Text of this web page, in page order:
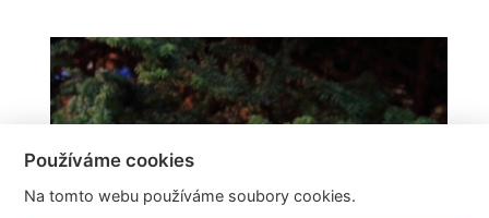
Používáme cookies
Na tomto webu používáme soubory cookies.